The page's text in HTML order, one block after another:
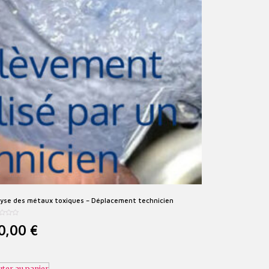
des métaux toxiques – Déplacement technicien
€